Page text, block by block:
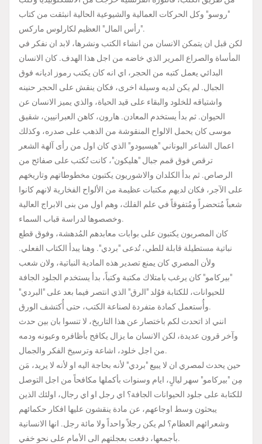
"روسو" وكل الحركات العمالية والشيوعية الحالية انبثقت من كتاب
"رأس المال" العظيم لكارلوس ماركس.
لكن قبل ان يتمكن الانسان من انشاء الكتب ونشرها، لابد ان نفكر في
المأساة والصراع المرير الذي خاضه من اجل هذا الهدف. كان الانسان
البدائي يعمل كتبه من الحجر، اي انه كان يكتب رموز اديانه فوق
الجبال. لم يكن لديه وسيلة اخرى، فكان ينقش على الحجر حنينه
واشتياقه للخلود والبقاء على قيد الحياة، والذي يميز الانسان عن
الحيوان. ثم بدأ يستخدم المعادن. هارون، كاهن العبرانيين، شقيق
موسى كان يحمل الالواح المنقوشة من الذهب على صدره، وكذلك
اعمال الشاعر اليوناني "هيسيودو" الذي كان اول من رأى آلهة الشعر
ترقص فوق قمم جبال "هليكون"، كانت تُكتب على صفائح من
الرصاص. ثم بدأ الكلدان والاشوريون يكتبون مخطوطاتهم وتاريخهم
على الآجر، فكان لديهم مكتبات عظيمة من الألواح الفخارية لانهم كانوا
شعباً مُتحضراً ومُتفوقاً في علم الفلك، وهم اول من بنى الابراج العالية
وخصصوها لدراسة قباب السماء.
كان المصريون يكتبون على بوابات معابدهم المُدهشة، وفوق قطع
نباتية مستطيلة قابلة للطي، تُدعى "بردي". وهنا يبدأ الكتاب الفعلي.
ولأن المصري كان يمنع تصدير هذه المادية النباتية، ولان شعب
"بيركامو" كان يرغب بامتلاك مكتبة وكتباً، بدأ يستخدم الجلود الجافة
للحيوانات، للكتابة فوُلد "الرق" الذي انتصر فيما بعد على "البردي"
وأُستعمل كمادة متفردة لصناعة الكتب، حتى أُكتشف الورق.
انني اذ اتحدث لكم باختصار عن هذا التاريخ، لا تنسوا بان بين حدث
وآخر قرون عديدة، لكن الانسان ما يزال يكافح بأظافره وعيونه ودمه
من اجل خلود، اشاعة وترسيخ الفكر والجمال.
حين يحدث لمصري ان لا يبيع "بردي" لأنه بحاجة اليه او لأنه لا يريد، مَن
مِن "بيركامو" سهر ليالٍ، ايام وسنوات بأكملها مكافحاً من اجل التوصل
للكتابة على جلود الحيوانات الجافة؟ اي رجل او اي رجال، اولئك الذين
يبحثون وسط اوجاعهم، عن مادة ينقشون عليها افكار حكمائهم
وشعرائهم العظام؟ لم يكن رجلاً واحداً ولا مائة رجل. انها الانسانية
بأجمعها، دفعت بعجلتهم الى الأمام على نحو خفي.